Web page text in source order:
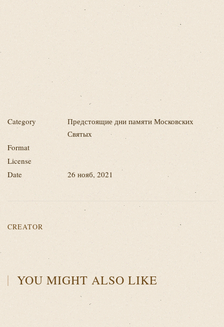
Category
Предстоящие дни памяти Московских
Святых
Format
License
Date
26 нояб, 2021
CREATOR
YOU MIGHT ALSO LIKE